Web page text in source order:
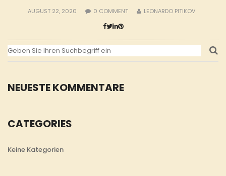
NEUESTE KOMMENTARE
CATEGORIES
Keine Kategorien
AUGUST 22, 2020 0 COMMENT LEONARDO PITIKOV